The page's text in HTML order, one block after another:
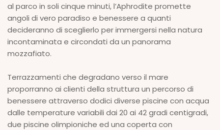
al parco in soli cinque minuti, l’Aphrodite promette
angoli di vero paradiso e benessere a quanti
decideranno di sceglierlo per immergersi nella natura
incontaminata e circondati da un panorama
mozzafiato.
Terrazzamenti che degradano verso il mare
proporranno ai clienti della struttura un percorso di
benessere attraverso dodici diverse piscine con acqua
dalle temperature variabili dai 20 ai 42 gradi centigradi,
due piscine olimpioniche ed una coperta con